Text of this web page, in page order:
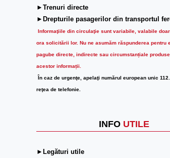
►Trenuri directe
►Drepturile pasagerilor din transportul
Informaţiile din circulaţie sunt variabile, valabile
ora solicitării lor. Nu ne asumăm răspunderea pentru
pagube directe, indirecte sau circumstanțiale
acestor informații.
În caz de urgenţe, apelaţi numărul european unic
reţea de telefonie.
INFO UTILE
►Legături utile